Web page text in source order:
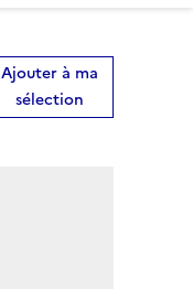
Ajouter à ma
sélection